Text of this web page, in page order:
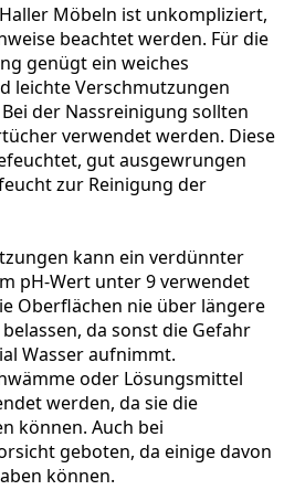
Möbeln ist unkompliziert,
beachtet werden. Für die
genügt ein weiches
leichte Verschmutzungen
der Nassreinigung sollten
verwendet werden. Diese
gut ausgewrungen
zur Reinigung der
kann ein verdünnter
pH-Wert unter 9 verwendet
Oberflächen nie über längere
da sonst die Gefahr
Wasser aufnimmt.
oder Lösungsmittel
werden, da sie die
können. Auch bei
geboten, da einige davon
können.